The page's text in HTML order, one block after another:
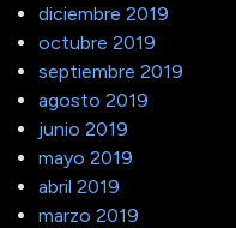
diciembre 2019
octubre 2019
septiembre 2019
agosto 2019
junio 2019
mayo 2019
abril 2019
marzo 2019